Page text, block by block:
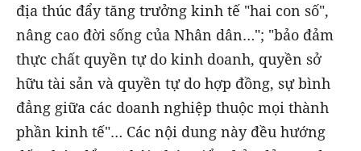
địa thúc đẩy tăng trưởng kinh tế "hai con số",
nâng cao đời sống của Nhân dân…"; "bảo đảm
thực chất quyền tự do kinh doanh, quyền sở
hữu tài sản và quyền tự do hợp đồng, sự bình
đẳng giữa các doanh nghiệp thuộc mọi thành
phần kinh tế"… Các nội dung này đều hướng